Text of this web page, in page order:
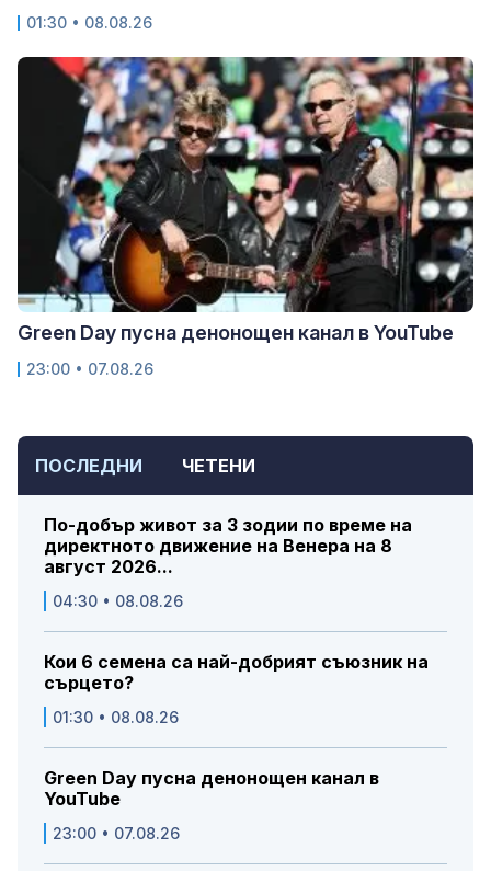
ПОСЛЕДНИ ЧЕТЕНИ
По-добър живот за 3 зодии по време на
директното движение на Венера на 8
август 2026...
04:30 • 08.08.26
Кои 6 семена са най-добрият съюзник на
сърцето?
01:30 • 08.08.26
Green Day пусна денонощен канал в
YouTube
23:00 • 07.08.26
01:30 • 08.08.26
Green Day пусна денонощен канал в YouTube
23:00 • 07.08.26